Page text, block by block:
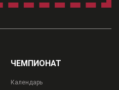
ЧЕМПИОНАТ
Календарь